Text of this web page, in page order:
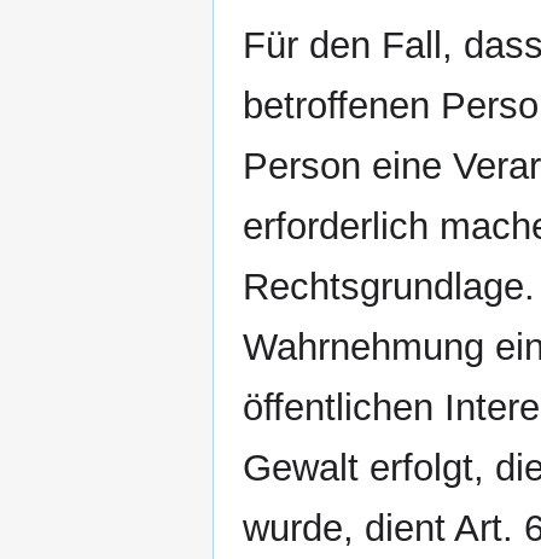
Für den Fall,
betroffenen
Person eine
erforderlich
Wahrnehmung
öffentlichen
Gewalt erfolgt,
wurde, dient Art.